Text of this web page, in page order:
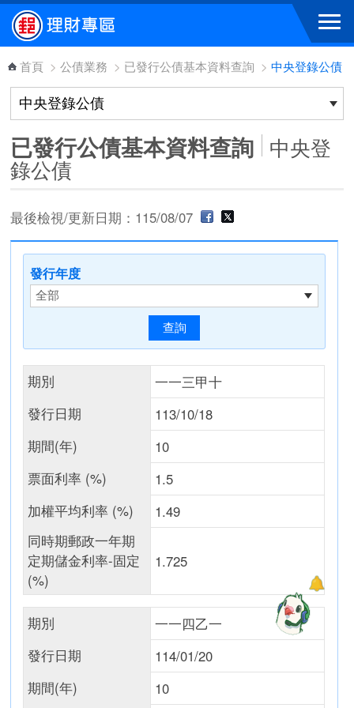
跳到主要內容區塊
首頁 > 公債業務 > 已發行公債基本資料查詢 > 中央登錄公債
已發行公債基本資料查詢 中央登
錄公債
最後檢視/更新日期：115/08/07
發行年度
期別
一一三甲十
發行日期
113/10/18
期間(年)
10
票面利率 (%)
1.5
加權平均利率 (%)
1.49
同時期郵政一年期
定期儲金利率-固定
(%)
1.725
期別
一一四乙一
發行日期
114/01/20
期間(年)
10